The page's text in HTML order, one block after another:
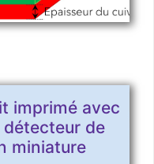
imprimé avec
détecteur de
miniature